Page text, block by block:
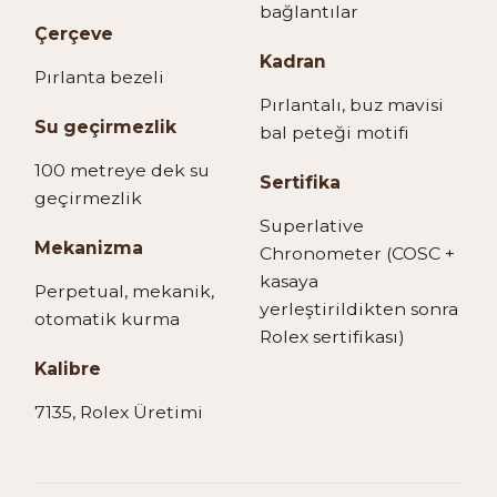
Çerçeve
Pırlanta bezeli
Su geçirmezlik
100 metreye dek su
geçirmezlik
Mekanizma
Perpetual, mekanik,
otomatik kurma
Kalibre
7135, Rolex Üretimi
bağlantılar
Kadran
Pırlantalı, buz mavisi
bal peteği motifi
Sertifika
Superlative
Chronometer (COSC +
kasaya
yerleştirildikten sonra
Rolex sertifikası)